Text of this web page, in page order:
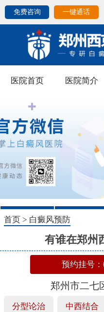
免费咨询 一键通话
医院首页 医院简介
1 2
首页 > 白癜风预防
有谁在郑州
预约挂号
郑州市二七
分型论治 中西结合